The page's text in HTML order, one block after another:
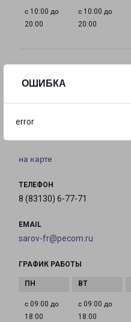
ОШИБКА
error
с 10:00 до
20:00
с 10:00 до
20:00
САРОВ
на карте
ТЕЛЕФОН
8 (83130) 6-77-71
EMAIL
sarov-fr@pecom.ru
ГРАФИК РАБОТЫ
с 09:00 до
18:00
с 09:00 до
18:00